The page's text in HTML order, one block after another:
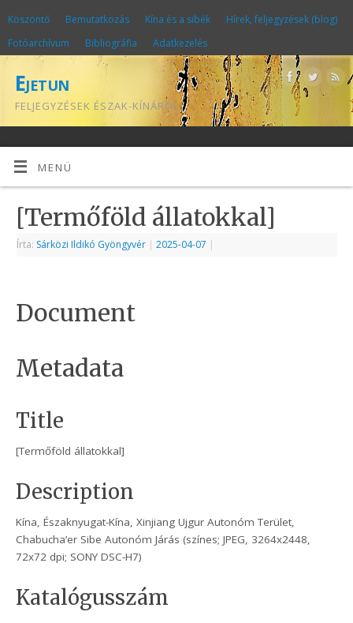
Köszöntő Bemutatkozás Kína és a sibék
Hírek, feljegyzések (blog)
Fotóarchívum
Bibliográfia Adatkezelés
Ejetun
FELJEGYZÉSEK ÉSZAK-KÍNÁRÓL
MENÜ
[Termőföld állatokkal]
Írta: Sárközi Ildikó Gyöngyvér | 2025-04-07 |
Document
Metadata
Title
[Termőföld állatokkal]
Description
Kína, Északnyugat-Kína, Xinjiang Ujgur Autonóm Terület,
Chabucha’er Sibe Autonóm Járás (színes; JPEG, 3264x2448,
72x72 dpi; SONY DSC-H7)
Katalógusszám